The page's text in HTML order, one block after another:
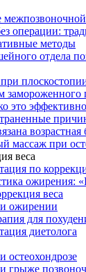
операции:
методы
отдела
замороженного
это эффективно
возрастная
массаж при
веса
по
ожирения:
веса
ожирении
для
диетолога
грыже